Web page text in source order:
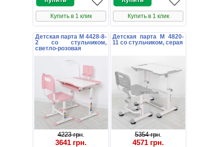
Купить в 1 клик Купить в 1 клик
Детская парта M 4428-8-
2 со стульчиком,
светло-розовая
4223 грн.
3641 грн.
Детская парта M 4820-
11 со стульчиком, серая
5354 грн.
4571 грн.